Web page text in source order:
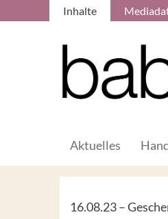
Inhalte
Aktuelles
16.08.23 –